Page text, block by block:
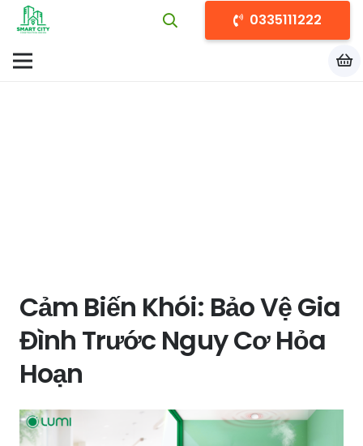
0335111222
Cảm Biến Khói: Bảo Vệ Gia
Đình Trước Nguy Cơ Hỏa
Hoạn